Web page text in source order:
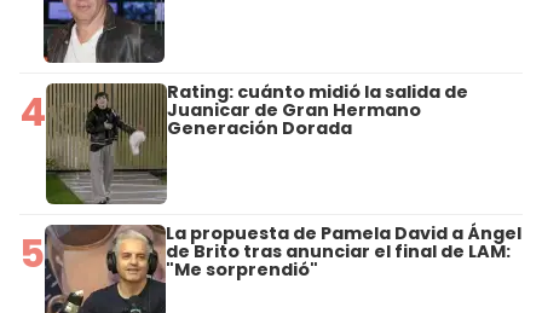
4 Rating: cuánto midió la salida de
Juanicar de Gran Hermano
Generación Dorada
5 La propuesta de Pamela David a Ángel
de Brito tras anunciar el final de LAM:
"Me sorprendió"